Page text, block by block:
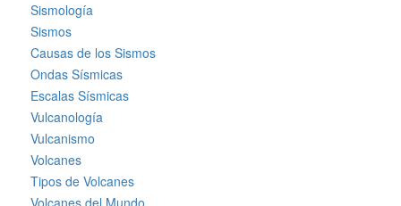
Sismología
Sismos
Causas de los Sismos
Ondas Sísmicas
Escalas Sísmicas
Vulcanología
Vulcanismo
Volcanes
Tipos de Volcanes